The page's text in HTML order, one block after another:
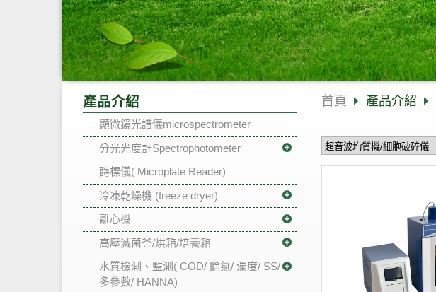
產品介紹
顯微鏡光譜儀microspectrometer
分光光度計Spectrophotometer
酶標儀( Microplate Reader)
冷凍乾燥機 (freeze dryer)
離心機
高壓滅菌釜/烘箱/培養箱
水質檢測、監測( COD/ 餘氯/ 濁度/ SS/
多參數/ HANNA)
首頁 產品介紹